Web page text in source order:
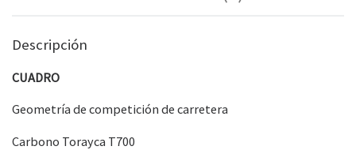
Descripción
CUADRO
Geometría de competición de carretera
Carbono Torayca T700